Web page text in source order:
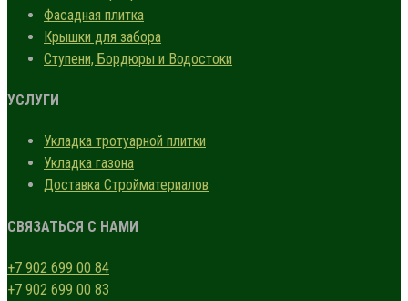
Фасадная плитка
Крышки для забора
Ступени, Бордюры и Водостоки
УСЛУГИ
Укладка тротуарной плитки
Укладка газона
Доставка Стройматериалов
СВЯЗАТЬСЯ С НАМИ
+7 902 699 00 84
+7 902 699 00 83